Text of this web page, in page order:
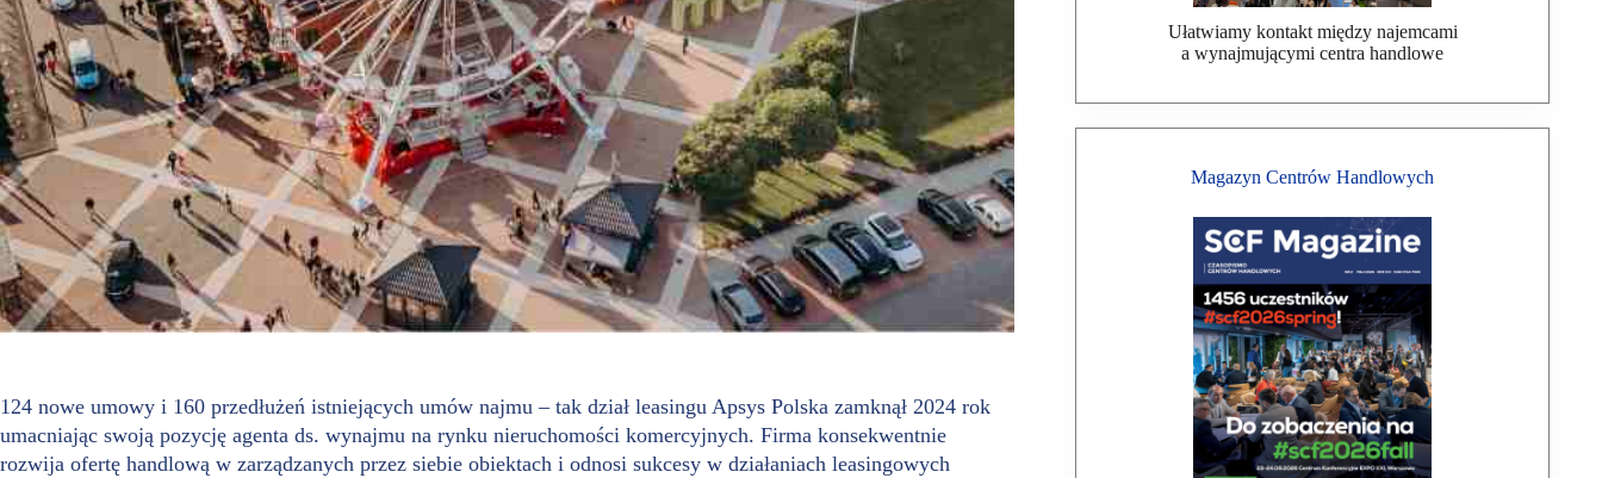
124 nowe umowy i 160 przedłużeń istniejących umów najmu – tak dział leasingu Apsys Polska zamknął 2024 rok
umacniając swoją pozycję agenta ds. wynajmu na rynku nieruchomości komercyjnych. Firma konsekwentnie
rozwija ofertę handlową w zarządzanych przez siebie obiektach i odnosi sukcesy w działaniach leasingowych
Ułatwiamy kontakt między najemcami
a wynajmującymi centra handlowe
Magazyn Centrów Handlowych